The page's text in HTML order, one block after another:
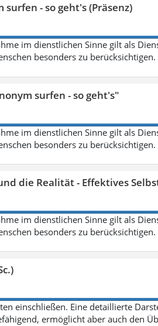
surfen - so geht's (Präsenz)
im dienstlichen Sinne gilt als
besonders zu berücksichtigen.
surfen - so geht's"
im dienstlichen Sinne gilt als
besonders zu berücksichtigen.
die Realität - Effektives
im dienstlichen Sinne gilt als
besonders zu berücksichtigen.
einschließen. Eine detaillierte
ermöglicht aber auch den